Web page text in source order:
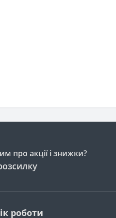
про акції і знижки?
роботи